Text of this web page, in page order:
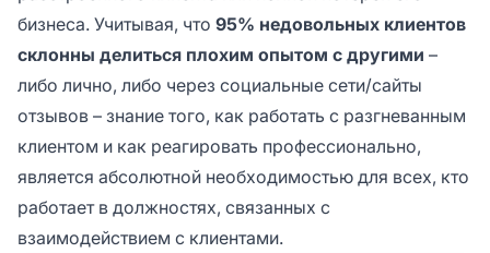
бизнеса. Учитывая, что 95% недовольных клиентов
склонны делиться плохим опытом с другими –
либо лично, либо через социальные сети/сайты
отзывов – знание того, как работать с разгневанным
клиентом и как реагировать профессионально,
является абсолютной необходимостью для всех, кто
работает в должностях, связанных с
взаимодействием с клиентами.